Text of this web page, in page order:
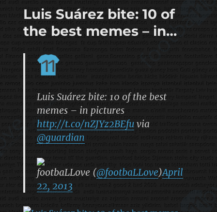
Luis Suárez bite: 10 of
the best memes – in…
Luis Suárez bite: 10 of the best
memes – in pictures
http://t.co/nZJYz2BEfuvia
@guardian
footbaLLove (@footbaLLove)April
22, 2013